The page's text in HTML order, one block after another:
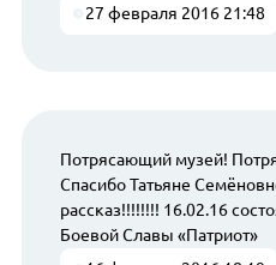
27 февраля 2016 21:48
Потрясающий музей!
Спасибо Татьяне
рассказ!!!!!!!! 16.02.16
Боевой Славы «Патриот»